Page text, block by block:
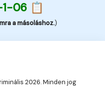
06 📋
a másoláshoz.)
2026. Minden jog